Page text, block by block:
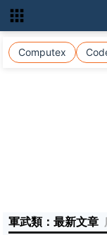
Computex
軍武類：最新文章